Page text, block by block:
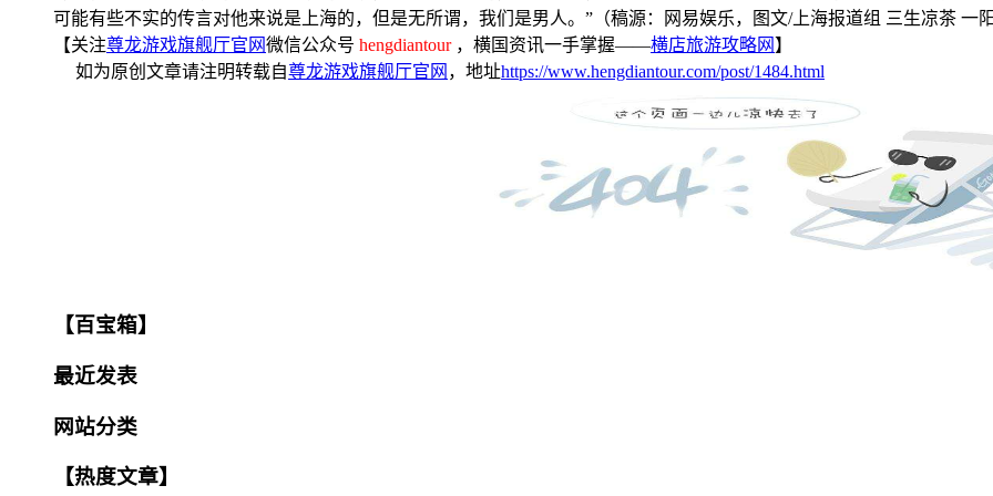
可能有些不实的传言对他来说是上海的，但是无所谓，我们是男人。”（稿源：网易娱乐，图文/上海报道组 三生凉茶 一
【关注尊龙游戏旗舰厅官网微信公众号 hengdiantour，横国资讯一手掌握——横店旅游攻略网 】
如为原创文章请注明转载自尊龙游戏旗舰厅官网 ，地址https://www.hengdiantour.com/post/1484.html
【百宝箱】
最近发表
网站分类
【热度文章】